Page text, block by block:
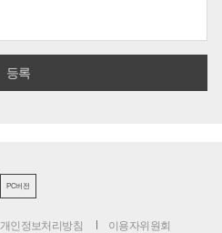
PC버전
개인정보처리방침 이용자위원회